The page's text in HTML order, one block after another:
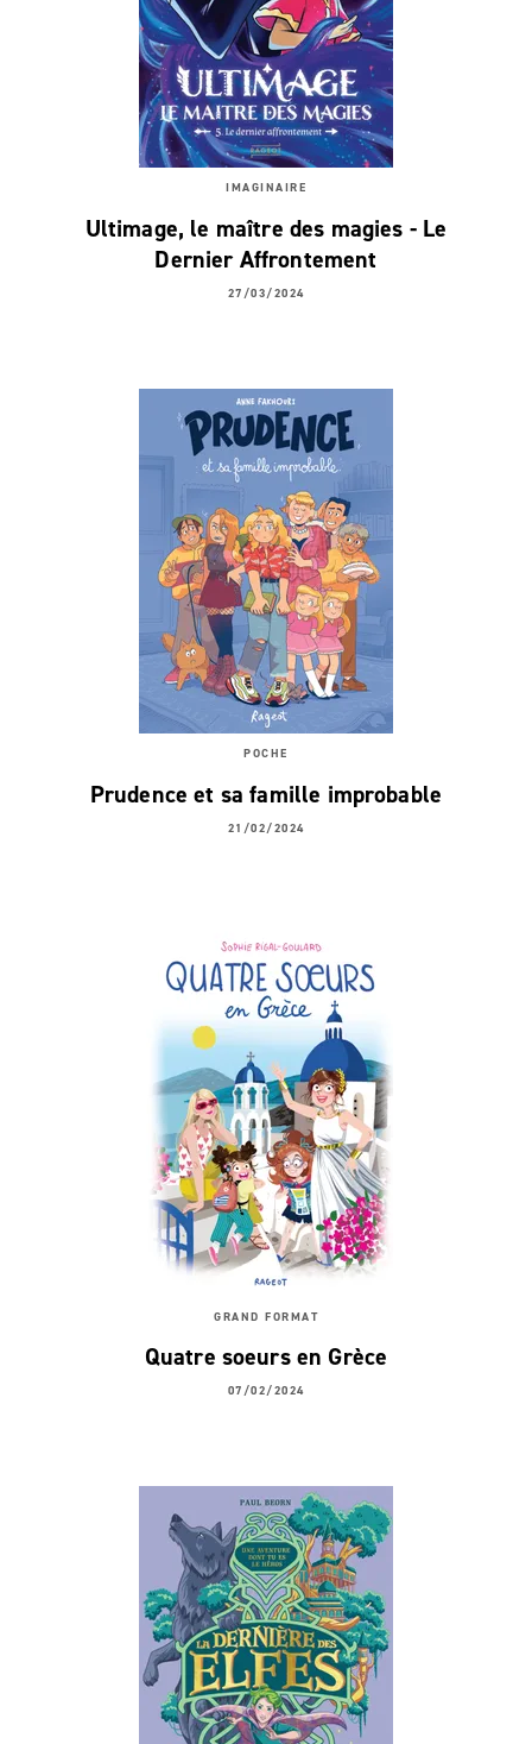
IMAGINAIRE
Ultimage, le maître des magies - Le
Dernier Affrontement
27/03/2024
POCHE
Prudence et sa famille improbable
21/02/2024
GRAND FORMAT
Quatre soeurs en Grèce
07/02/2024